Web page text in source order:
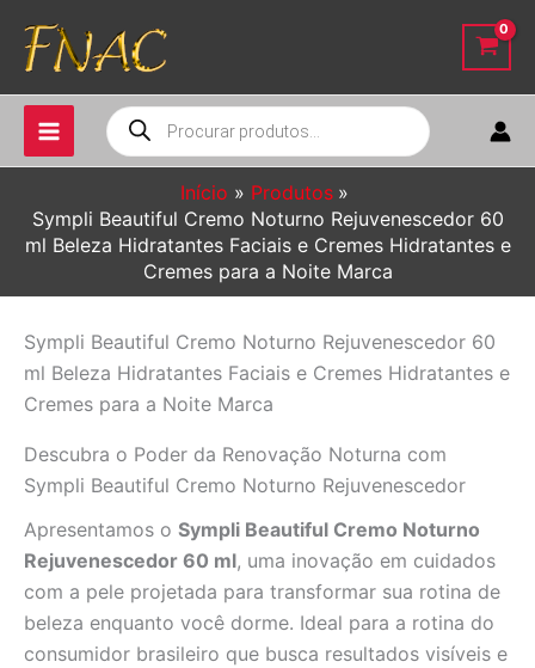
para
conteúdo
Pesquisar
produtos
Início
Produtos
Sympli Beautiful Cremo Noturno Rejuvenescedor 60
ml Beleza Hidratantes Faciais e Cremes Hidratantes e
Cremes para a Noite Marca
Sympli Beautiful Cremo Noturno Rejuvenescedor 60
ml Beleza Hidratantes Faciais e Cremes Hidratantes e
Cremes para a Noite Marca
Descubra o Poder da Renovação Noturna com
Sympli Beautiful Cremo Noturno Rejuvenescedor
Apresentamos o Sympli Beautiful Cremo Noturno
Rejuvenescedor 60 ml, uma inovação em cuidados
com a pele projetada para transformar sua rotina de
beleza enquanto você dorme. Ideal para a rotina do
consumidor brasileiro que busca resultados visíveis e